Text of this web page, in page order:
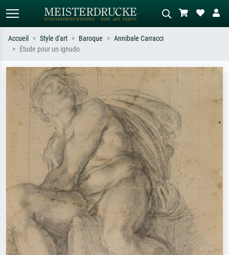
Recherchez par artiste, titre ou style –
ex. Monet, Nuit étoilée,
impressionnisme, vague de Hokusai,
Décrivez la scène – ex. prairie verte,
tableau sombre, nu debout près d'un
arbre.
Accueil Style d'art Baroque
Annibale Carracci
Étude pour un ignudo